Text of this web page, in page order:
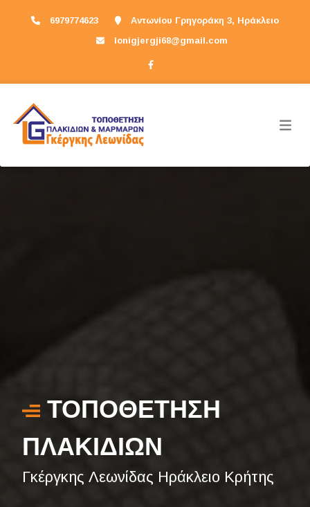
6979774623
Αντωνίου Γρηγοράκη 3, Ηράκλειο
lonigjergji68@gmail.com
ΤΟΠΟΘΕΤΗΣΗ
ΠΛΑΚΙΔΙΩΝ
Γκέργκης Λεωνίδας Ηράκλειο Κρήτης